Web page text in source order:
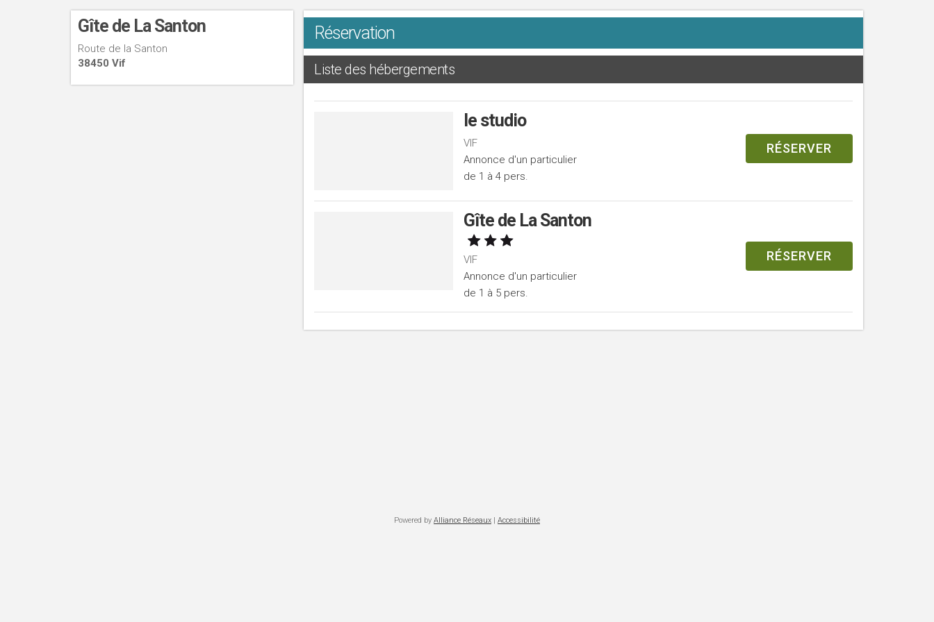
Gîte de La Santon
Route de la Santon
38450 Vif
Réservation
Liste des hébergements
le studio
VIF
Annonce d'un particulier
de 1 à 4 pers.
RÉSERVER
Gîte de La Santon
VIF
Annonce d'un particulier
de 1 à 5 pers.
RÉSERVER
Powered by Alliance Réseaux | Accessibilité